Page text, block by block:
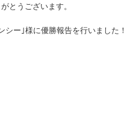
とうございます。
ー｣様に優勝報告を行いました！